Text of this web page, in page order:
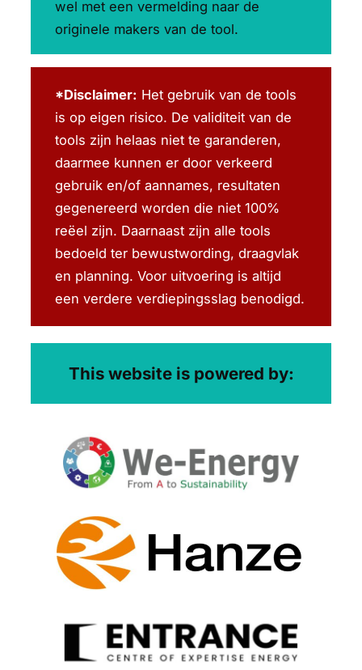
wel met een vermelding naar de
originele makers van de tool.
*Disclaimer: Het gebruik van de tools
is op eigen risico. De validiteit van de
tools zijn helaas niet te garanderen,
daarmee kunnen er door verkeerd
gebruik en/of aannames, resultaten
gegenereerd worden die niet 100%
reëel zijn. Daarnaast zijn alle tools
bedoeld ter bewustwording, draagvlak
en planning. Voor uitvoering is altijd
een verdere verdiepingsslag benodigd.
This website is powered by: